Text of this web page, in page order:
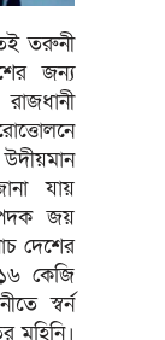
তরুনী
জন্য
যায়
জয়
দেশের
কেজি
স্বর্ন
মহিনি।